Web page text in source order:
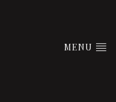
MENU